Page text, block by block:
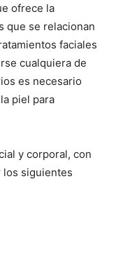
ofrece la
que se relacionan
faciales
cualquiera de
es necesario
piel para
y corporal, con
los siguientes